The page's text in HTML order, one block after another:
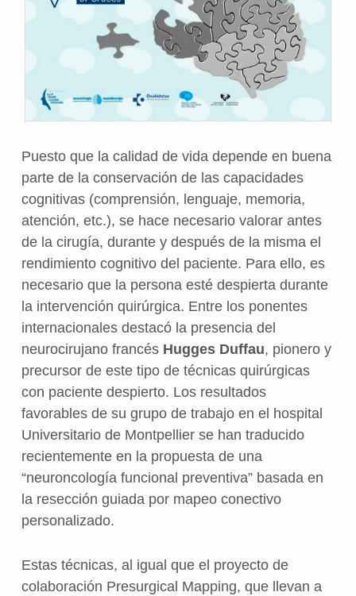
Puesto que la calidad de vida depende en buena
parte de la conservación de las capacidades
cognitivas (comprensión, lenguaje, memoria,
atención, etc.), se hace necesario valorar antes
de la cirugía, durante y después de la misma el
rendimiento cognitivo del paciente. Para ello, es
necesario que la persona esté despierta durante
la intervención quirúrgica. Entre los ponentes
internacionales destacó la presencia del
neurocirujano francés Hugges Duffau, pionero y
precursor de este tipo de técnicas quirúrgicas
con paciente despierto. Los resultados
favorables de su grupo de trabajo en el hospital
Universitario de Montpellier se han traducido
recientemente en la propuesta de una
“neuroncología funcional preventiva” basada en
la resección guiada por mapeo conectivo
personalizado.
Estas técnicas, al igual que el proyecto de
colaboración Presurgical Mapping, que llevan a